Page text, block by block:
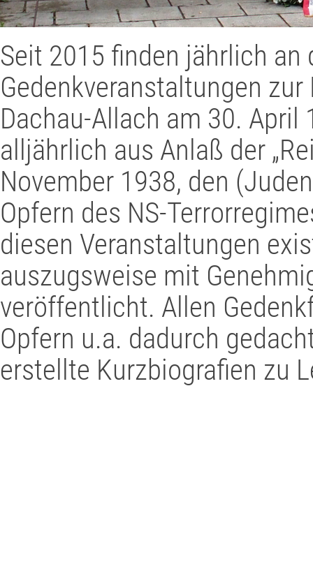
Seit 2015 finden jährlich an
Gedenkveranstaltungen
Dachau-Allach am 30.
alljährlich aus Anlaß der
November 1938, den
Opfern des NS-
diesen Veranstaltungen
auszugsweise mit
veröffentlicht. Allen
Opfern u.a. dadurch
erstellte Kurzbiografien zu